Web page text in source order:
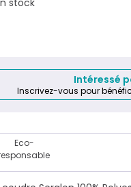
stock
Intéressé
Inscrivez-vous pour
responsable